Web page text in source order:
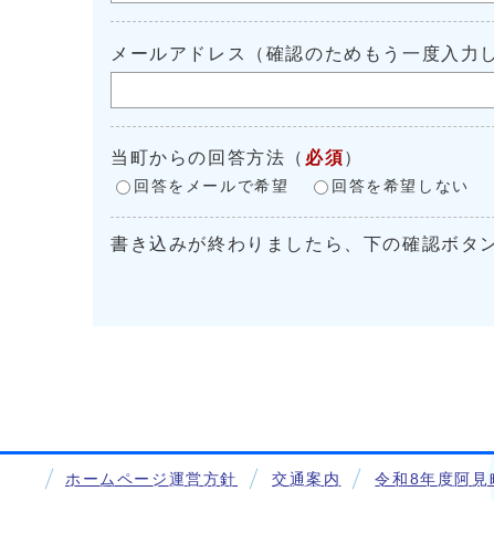
メールアドレス（確認のためもう一度入力
当町からの回答方法 （ 必須）
回答をメールで希望 回答を希望しない
書き込みが終わりましたら、下の確認ボタ
ホームページ運営方針 交通案内 令和8年度阿見